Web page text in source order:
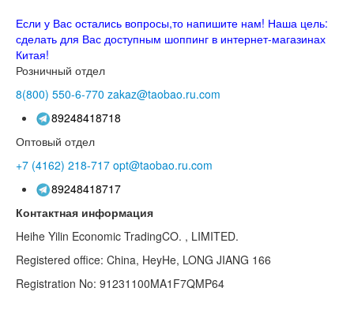
Если у Вас остались вопросы,то напишите нам! Наша цель:
сделать для Вас доступным шоппинг в интернет-магазинах
Китая!
Розничный отдел
8(800) 550-6-770 zakaz@taobao.ru.com
89248418718
Оптовый отдел
+7 (4162) 218-717 opt@taobao.ru.com
89248418717
Контактная информация
Heihe Yilin Economic TradingCO. , LIMITED.
Registered office: China, HeyHe, LONG JIANG 166
Registration No: 91231100MA1F7QMP64